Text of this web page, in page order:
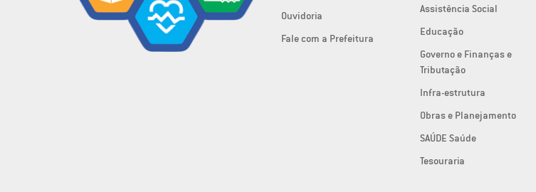
Ouvidoria
Fale com a Prefeitura
Assistência Social
Educação
Governo e Finanças e
Tributação
Infra-estrutura
Obras e Planejamento
SAÚDE Saúde
Tesouraria